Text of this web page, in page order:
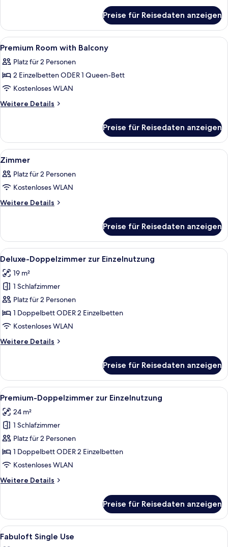
Room
Preise für Reisedaten anzeigen
Alle
Fotos
für
Premium
Room
with
Ein Hotelzimmer mit Bett,
5
Premium Room with Balcony
Platz für 2 Personen
2 Einzelbetten ODER 1 Queen-Bett
Kostenloses WLAN
Weitere Details
Weitere
Room
with
Balcony
Preise für Reisedaten anzeigen
Alle
Fotos
für
Zimmer
anzeigen
Ein Hotelzimmer mit Bett,
6
Zimmer
Platz für 2 Personen
Kostenloses WLAN
Weitere Details
Weitere
Preise für Reisedaten anzeigen
Alle
Fotos
für
Deluxe-
Doppelzimmer
zur
Einzelnutzung
Daunenbettdecken, Minibar,
6
Deluxe-Doppelzimmer zur Einzelnutzung
19 m²
1 Schlafzimmer
Platz für 2 Personen
1 Doppelbett ODER 2 Einzelbetten
Kostenloses WLAN
Weitere Details
Weitere
Doppelzimmer
zur
Einzelnutzung
Preise für Reisedaten anzeigen
Alle
Fotos
für
Premium-
Doppelzimmer
zur
Einzelnutzung
Daunenbettdecken, Minibar,
6
Premium-Doppelzimmer zur Einzelnutzung
24 m²
1 Schlafzimmer
Platz für 2 Personen
1 Doppelbett ODER 2 Einzelbetten
Kostenloses WLAN
Weitere Details
Weitere
Doppelzimmer
zur
Einzelnutzung
Preise für Reisedaten anzeigen
Alle
Fotos
Daunenbettdecken, Minibar,
4
Fabuloft Single Use